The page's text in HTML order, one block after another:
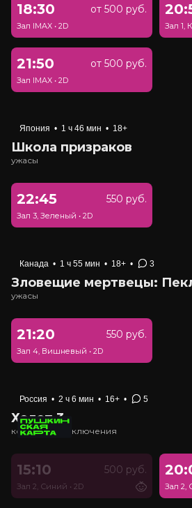
18:30 от 500 руб.
Зал IMAX • 2D Зал 1,
21:50 от 500 руб.
Зал IMAX • 2D
Япония • 1 ч 46 мин • 18+
Школа призраков
ужасы
22:45 550 руб.
Зал 3, Зеленый • 2D
Канада • 1 ч 55 мин • 18+ • 3
Зловещие мертвецы:
ужасы
21:20 550 руб.
Зал 4, Вишневый • 2D
Россия • 2 ч 6 мин • 16+ • 5
Холоп 3
комедия, приключения
15:10 500 руб.
Зал 2, Синий • 2D Зал 2,